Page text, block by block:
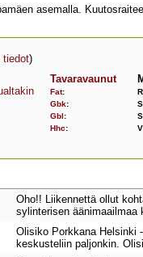
asemalla.
tiedot)
Tavaravaunut
Fat:
Gbk:
Gbl:
Hhc:
Oho!! Liikennettä ollut
sylinterisen
Olisiko Porkkana Helsinki
keskusteliin paljonkin.